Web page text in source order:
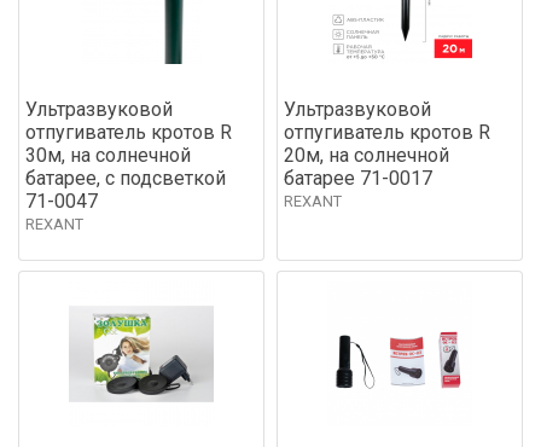
Ультразвуковой
отпугиватель кротов R
30м, на солнечной
батарее, с подсветкой
71-0047
REXANT
Ультразвуковой
отпугиватель кротов R
20м, на солнечной
батарее 71-0017
REXANT